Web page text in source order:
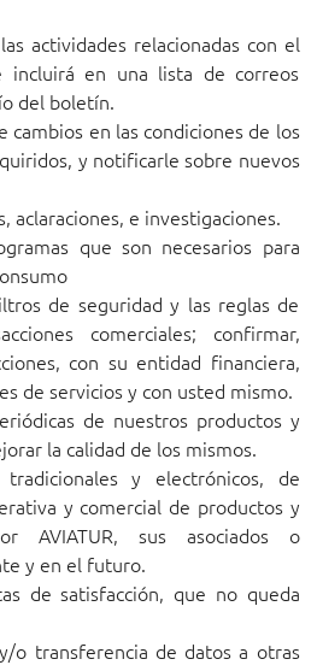
actividades relacionadas con el
incluirá en una lista de correos
del boletín.
cambios en las condiciones de los
y notificarle sobre nuevos
aclaraciones, e investigaciones.
que son necesarios para
de seguridad y las reglas de
comerciales; confirmar,
con su entidad financiera,
de servicios y con usted mismo.
de nuestros productos y
la calidad de los mismos.
y electrónicos, de
y comercial de productos y
AVIATUR, sus asociados o
y en el futuro.
de satisfacción, que no queda
o transferencia de datos a otras